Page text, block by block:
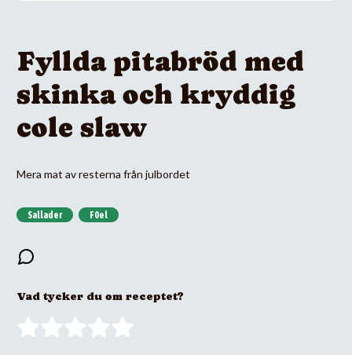
Fyllda pitabröd med
skinka och kryddig
cole slaw
Mera mat av resterna från julbordet
Sallader F0el
Vad tycker du om receptet?